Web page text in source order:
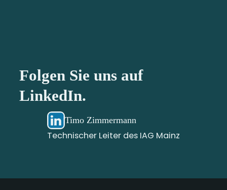
Folgen Sie uns auf
LinkedIn.
Timo Zimmermann
Technischer Leiter des IAG Mainz